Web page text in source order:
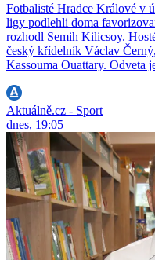
Fotbalisté Hradce Králové v
ligy podlehli doma
rozhodl Semih Kilicsoy.
český křídelník Václav
Kassouma Ouattary. Odveta
Aktuálně.cz - Sport
dnes, 19:05